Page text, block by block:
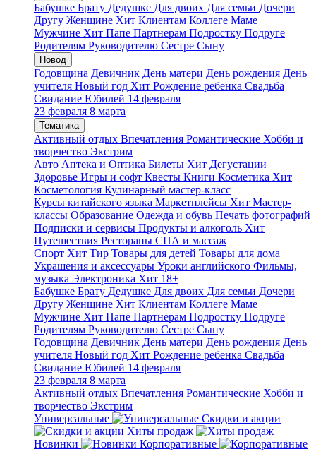
Бабушке Брату Дедушке Для двоих Для семьи Дочери
Другу Женщине Хит Клиентам Коллеге Маме
Мужчине Хит Папе Партнерам Подростку Подруге
Родителям Руководителю Сестре Сыну
Повод
Годовщина Девичник День матери День рождения День
учителя Новый год Хит Рождение ребенка Свадьба
Свидание Юбилей 14 февраля
23 февраля 8 марта
Тематика
Активный отдых Впечатления Романтические Хобби и
творчество Экстрим
Авто Аптека и Оптика Билеты Хит Дегустации
Здоровье Игры и софт Квесты Книги Косметика Хит
Косметология Кулинарный мастер-класс
Курсы китайского языка Маркетплейсы Хит Мастер-
классы Образование Одежда и обувь Печать фотографий
Подписки и сервисы Продукты и алкоголь Хит
Путешествия Рестораны СПА и массаж
Спорт Хит Тир Товары для детей Товары для дома
Украшения и аксессуары Уроки английского Фильмы,
музыка Электроника Хит 18+
Бабушке Брату Дедушке Для двоих Для семьи Дочери
Другу Женщине Хит Клиентам Коллеге Маме
Мужчине Хит Папе Партнерам Подростку Подруге
Родителям Руководителю Сестре Сыну
Годовщина Девичник День матери День рождения День
учителя Новый год Хит Рождение ребенка Свадьба
Свидание Юбилей 14 февраля
23 февраля 8 марта
Активный отдых Впечатления Романтические Хобби и
творчество Экстрим
Универсальные
Скидки и акции
Хиты продаж
Новинки
Корпоративные